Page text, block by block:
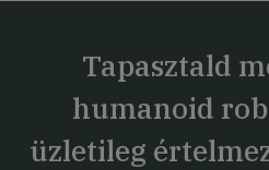
Tapasztald
humanoid
üzletileg